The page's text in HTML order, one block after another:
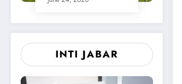
STPN
INTI JABAR